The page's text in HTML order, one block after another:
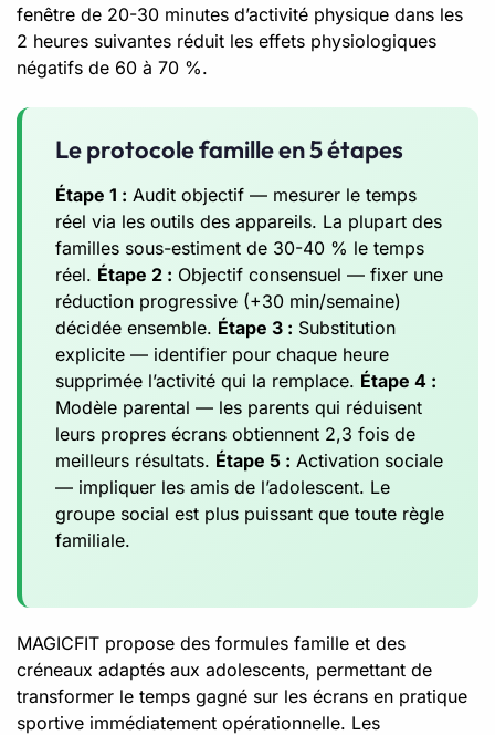
fenêtre de 20-30 minutes d’activité physique dans les
2 heures suivantes réduit les effets physiologiques
négatifs de 60 à 70 %.
Le protocole famille en 5 étapes
Étape 1 : Audit objectif — mesurer le temps
réel via les outils des appareils. La plupart des
familles sous-estiment de 30-40 % le temps
réel. Étape 2 : Objectif consensuel — fixer une
réduction progressive (+30 min/semaine)
décidée ensemble. Étape 3 : Substitution
explicite — identifier pour chaque heure
supprimée l’activité qui la remplace. Étape 4 :
Modèle parental — les parents qui réduisent
leurs propres écrans obtiennent 2,3 fois de
meilleurs résultats. Étape 5 : Activation sociale
— impliquer les amis de l’adolescent. Le
groupe social est plus puissant que toute règle
familiale.
MAGICFIT propose des formules famille et des
créneaux adaptés aux adolescents, permettant de
transformer le temps gagné sur les écrans en pratique
sportive immédiatement opérationnelle. Les